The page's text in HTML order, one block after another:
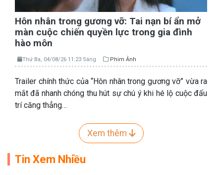
Hôn nhân trong gương vỡ: Tai nạn bí ẩn mở
màn cuộc chiến quyền lực trong gia đình
hào môn
Thứ Ba, 04/08/26 11:23 Sáng Phim Ảnh
Trailer chính thức của “Hôn nhân trong gương vỡ” vừa ra
mắt đã nhanh chóng thu hút sự chú ý khi hé lộ cuộc đấu
trí căng thẳng…
Xem thêm
Tin Xem Nhiều